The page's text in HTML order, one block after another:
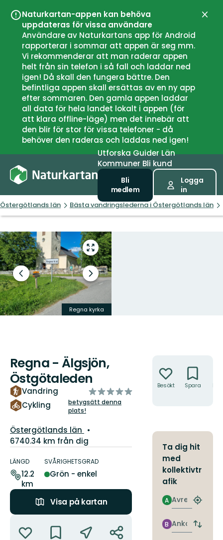
Naturkartan-appen kan behöva
uppdateras för vissa användare
Användare av Naturkartans app för Android
rapporterar i sommar att appen är seg mm.
Vi rekommenderar att man raderar appen
helt från sin telefon i så fall och laddar ned
igen! Då skall den fungera bättre. Den
befintliga appen skall ersättas av en ny app
efter sommaren. Den gamla appen laddar
all data för hela landet lokalt i appen (för
att klara offline-läge) men det innebär att
den blir för stor för vissa telefoner - då
behöver den raderas och laddas ned igen!
UtforskaGuiderLän
Kommuner Bli kund
Bli
medlem
Logga
in
Östergötlands län Bästa vandringslederna i Östergötlands län
Gå
till
helskärmsläge
Föregående
bild
Nästa
bildspel
Regna kyrka
Regna - Älgsjön,
Östgötaleden
Vandring
Cykling
av
5
betygsätt denna
plats!
Län:
Östergötlands län
6740.34 km från dig
om
leden
LÄNGD
12.2
km
SVÅRIGHETSGRAD
Grön - enkel
Visa på kartan
Besökt Spara
Ta dig hit
med
kollektivtr
afik
Avresa
A
Hitta
Ankomst
B
Byt